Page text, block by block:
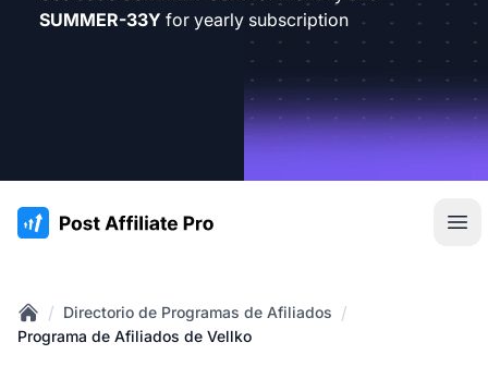
SUMMER-33Y for yearly subscription
:site.title
Home
/ Directorio de Programas de Afiliados /
Programa de Afiliados de Vellko